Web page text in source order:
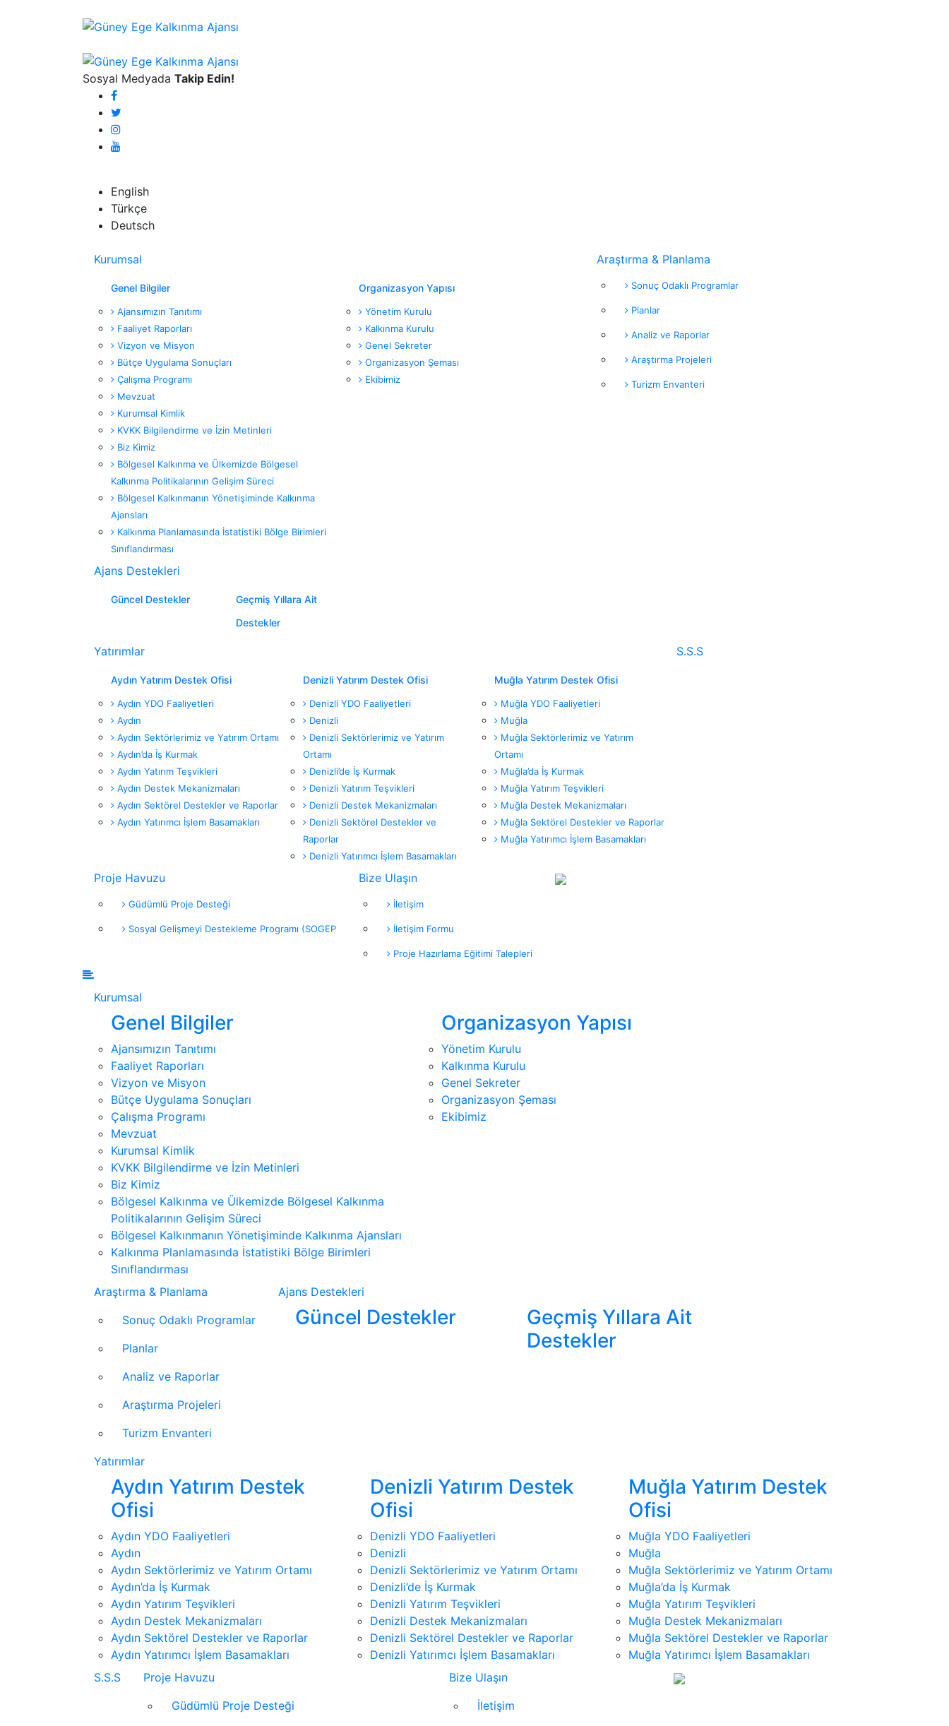
Sosyal Medyada Takip Edin!
English
Türkçe
Deutsch
Kurumsal
Genel Bilgiler
Ajansımızın Tanıtımı
Faaliyet Raporları
Vizyon ve Misyon
Bütçe Uygulama Sonuçları
Çalışma Programı
Mevzuat
Kurumsal Kimlik
KVKK Bilgilendirme ve İzin Metinleri
Biz Kimiz
Bölgesel Kalkınma ve Ülkemizde Bölgesel
Kalkınma Politikalarının Gelişim Süreci
Bölgesel Kalkınmanın Yönetişiminde Kalkınma
Ajansları
Kalkınma Planlamasında İstatistiki Bölge Birimleri
Sınıflandırması
Organizasyon Yapısı
Yönetim Kurulu
Kalkınma Kurulu
Genel Sekreter
Organizasyon Şeması
Ekibimiz
Araştırma & Planlama
Sonuç Odaklı Programlar
Planlar
Analiz ve Raporlar
Araştırma Projeleri
Turizm Envanteri
Ajans Destekleri
Güncel Destekler
Geçmiş Yıllara Ait
Destekler
Yatırımlar
Aydın Yatırım Destek Ofisi
Aydın YDO Faaliyetleri
Aydın
Aydın Sektörlerimiz ve Yatırım Ortamı
Aydın’da İş Kurmak
Aydın Yatırım Teşvikleri
Aydın Destek Mekanizmaları
Aydın Sektörel Destekler ve Raporlar
Aydın Yatırımcı İşlem Basamakları
Denizli Yatırım Destek Ofisi
Denizli YDO Faaliyetleri
Denizli
Denizli Sektörlerimiz ve Yatırım
Ortamı
Denizli’de İş Kurmak
Denizli Yatırım Teşvikleri
Denizli Destek Mekanizmaları
Denizli Sektörel Destekler ve
Raporlar
Denizli Yatırımcı İşlem Basamakları
Muğla Yatırım Destek Ofisi
Muğla YDO Faaliyetleri
Muğla
Muğla Sektörlerimiz ve Yatırım
Ortamı
Muğla’da İş Kurmak
Muğla Yatırım Teşvikleri
Muğla Destek Mekanizmaları
Muğla Sektörel Destekler ve Raporlar
Muğla Yatırımcı İşlem Basamakları
S.S.S
Proje Havuzu
Güdümlü Proje Desteği
Sosyal Gelişmeyi Destekleme Programı (SOGEP
Bize Ulaşın
İletişim
İletişim Formu
Proje Hazırlama Eğitimi Talepleri
Kurumsal
Genel Bilgiler
Ajansımızın Tanıtımı
Faaliyet Raporları
Vizyon ve Misyon
Bütçe Uygulama Sonuçları
Çalışma Programı
Mevzuat
Kurumsal Kimlik
KVKK Bilgilendirme ve İzin Metinleri
Biz Kimiz
Bölgesel Kalkınma ve Ülkemizde Bölgesel Kalkınma
Politikalarının Gelişim Süreci
Bölgesel Kalkınmanın Yönetişiminde Kalkınma Ajansları
Kalkınma Planlamasında İstatistiki Bölge Birimleri
Sınıflandırması
Organizasyon Yapısı
Yönetim Kurulu
Kalkınma Kurulu
Genel Sekreter
Organizasyon Şeması
Ekibimiz
Araştırma & Planlama
Sonuç Odaklı Programlar
Planlar
Analiz ve Raporlar
Araştırma Projeleri
Turizm Envanteri
Ajans Destekleri
Güncel Destekler
Geçmiş Yıllara Ait
Destekler
Yatırımlar
Aydın Yatırım Destek
Ofisi
Aydın YDO Faaliyetleri
Aydın
Aydın Sektörlerimiz ve Yatırım Ortamı
Aydın’da İş Kurmak
Aydın Yatırım Teşvikleri
Aydın Destek Mekanizmaları
Aydın Sektörel Destekler ve Raporlar
Aydın Yatırımcı İşlem Basamakları
Denizli Yatırım Destek
Ofisi
Denizli YDO Faaliyetleri
Denizli
Denizli Sektörlerimiz ve Yatırım Ortamı
Denizli’de İş Kurmak
Denizli Yatırım Teşvikleri
Denizli Destek Mekanizmaları
Denizli Sektörel Destekler ve Raporlar
Denizli Yatırımcı İşlem Basamakları
Muğla Yatırım Destek
Ofisi
Muğla YDO Faaliyetleri
Muğla
Muğla Sektörlerimiz ve Yatırım Ortamı
Muğla’da İş Kurmak
Muğla Yatırım Teşvikleri
Muğla Destek Mekanizmaları
Muğla Sektörel Destekler ve Raporlar
Muğla Yatırımcı İşlem Basamakları
S.S.S
Proje Havuzu
Güdümlü Proje Desteği
Bize Ulaşın
İletişim